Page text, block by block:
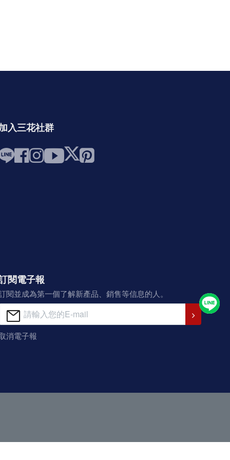
入三花社群
閱電子報
閱並成為第一個了解新產品、銷售等信息的人。
消電子報